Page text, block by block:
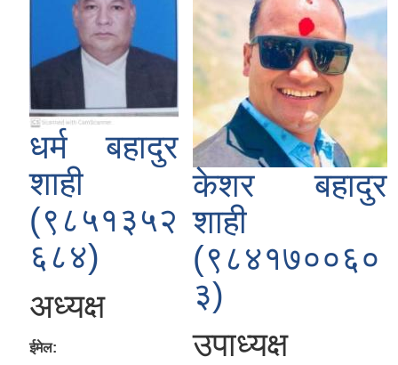
धर्म बहादुर
शाही
(९८५१३५२
६८४)
अध्यक्ष
ईमेल:
केशर बहादुर
शाही
(९८४१७००६०
३)
उपाध्यक्ष